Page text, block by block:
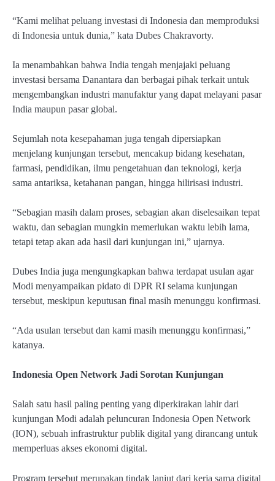
“Kami melihat peluang investasi di Indonesia dan memproduksi
di Indonesia untuk dunia,” kata Dubes Chakravorty.
Ia menambahkan bahwa India tengah menjajaki peluang
investasi bersama Danantara dan berbagai pihak terkait untuk
mengembangkan industri manufaktur yang dapat melayani pasar
India maupun pasar global.
Sejumlah nota kesepahaman juga tengah dipersiapkan
menjelang kunjungan tersebut, mencakup bidang kesehatan,
farmasi, pendidikan, ilmu pengetahuan dan teknologi, kerja
sama antariksa, ketahanan pangan, hingga hilirisasi industri.
“Sebagian masih dalam proses, sebagian akan diselesaikan tepat
waktu, dan sebagian mungkin memerlukan waktu lebih lama,
tetapi tetap akan ada hasil dari kunjungan ini,” ujarnya.
Dubes India juga mengungkapkan bahwa terdapat usulan agar
Modi menyampaikan pidato di DPR RI selama kunjungan
tersebut, meskipun keputusan final masih menunggu konfirmasi.
“Ada usulan tersebut dan kami masih menunggu konfirmasi,”
katanya.
Indonesia Open Network Jadi Sorotan Kunjungan
Salah satu hasil paling penting yang diperkirakan lahir dari
kunjungan Modi adalah peluncuran Indonesia Open Network
(ION), sebuah infrastruktur publik digital yang dirancang untuk
memperluas akses ekonomi digital.
Program tersebut merupakan tindak lanjut dari kerja sama digital